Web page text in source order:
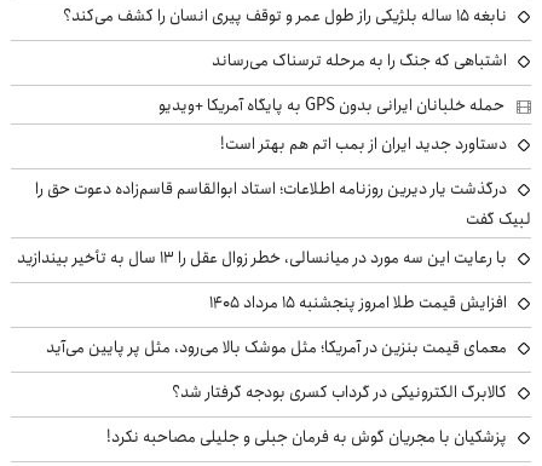
نابغه ۱۵ ساله بلژیکی راز طول عمر و توقف پیری انسان را کشف می‌کند؟
اشتباهی که جنگ را به مرحله ترسناک می‌رساند
حمله خلبانان ایرانی بدون GPS به پایگاه آمریکا +ویدیو
دستاورد جدید ایران از بمب اتم هم بهتر است!
درگذشت یار دیرین روزنامه اطلاعات؛ استاد ابوالقاسم قاسم‌زاده دعوت حق را
لبیک گفت
با رعایت این سه مورد در میانسالی، خطر زوال عقل را ۱۳ سال به تأخیر بیندازید
افزایش قیمت طلا امروز پنجشنبه ۱۵ مرداد ۱۴۰۵
معمای قیمت بنزین در آمریکا؛ مثل موشک بالا می‌رود، مثل پر پایین می‌آید
کالابرگ الکترونیکی در گرداب کسری بودجه گرفتار شد؟
پزشکیان با مجریان گوش به فرمان جبلی و جلیلی مصاحبه نکرد!